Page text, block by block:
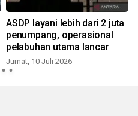
ASDP layani lebih dari 2 juta
penumpang, operasional
pelabuhan utama lancar
Jumat, 10 Juli 2026